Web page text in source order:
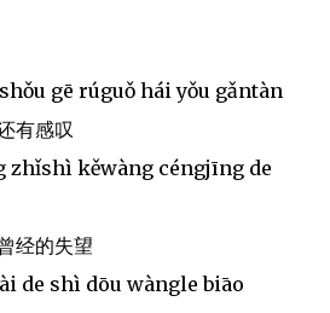
gē rúguǒ hái yǒu gǎntàn
有感叹
zhǐshì kěwàng céngjīng de
经的失望
de shì dōu wàngle biāo